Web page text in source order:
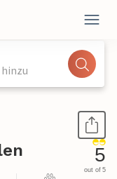
hinzu
5
out of 5